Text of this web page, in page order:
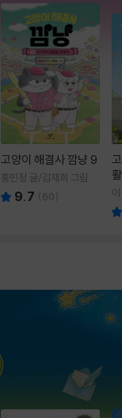
고양이 해결사 깜냥 9
홍민정 글/김재희 그림
9.7 (60)